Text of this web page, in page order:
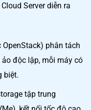
Server diễn ra
phân tách
độc lập, mỗi máy có
biệt.
tập trung